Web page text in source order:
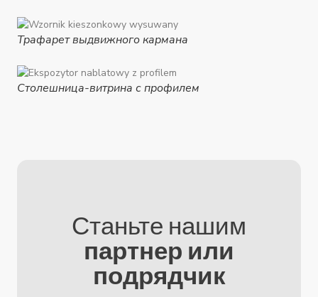
Трафарет выдвижного кармана
Столешница-витрина с профилем
Станьте нашим
партнер или
подрядчик